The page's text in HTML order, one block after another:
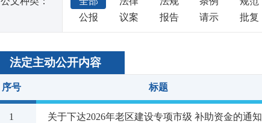
公报
议案 报告 请示 批复
法定主动公开内容
序号 标题
1 关于下达2026年老区建设专项市级 补助资金的通知